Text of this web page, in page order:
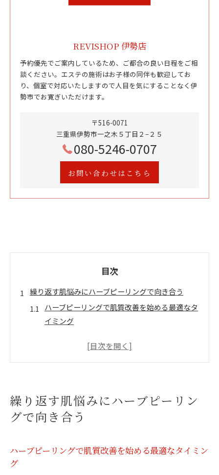
REVISHOP 伊勢店
予約優先でご案内しているため、ご都合の良い日程をご相
談ください。エステの施術はお子様の同伴も歓迎してお
り、個室で対応いたしますので人目を気にすることなく伊
勢市でお寛ぎいただけます。
〒516-0071
三重県伊勢市一之木５丁目２−２５
080-5246-0707
お問い合わせはこちら
目次
繰り返す肌悩みにハーブピーリングで向き合う
ハーブピーリングで肌質改善を始める最適なタ
イミング
繰り返す肌トラブルに有効なハーブピーリング
肌質改善に向けたハーブピーリングの選び方と
考え方
ハーブピーリングが肌質改善に注目される理由
肌質改善を目指すなら施術回数の目安を知ろう
繰り返す肌悩みにハーブピーリン
グで向き合う
ハーブピーリングで肌質改善を始める最適なタイミン
グ